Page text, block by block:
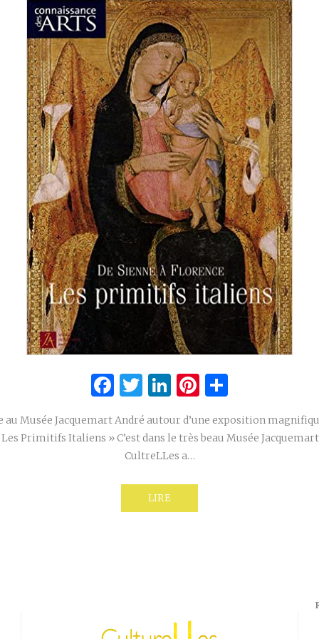
Facebook
Twitter
LinkedIn
Pinterest
Musée Jacquemart André autour d’une exposition
Primitifs Italiens » C’est dans le très beau Musée
CultreLLes a…
LIRE